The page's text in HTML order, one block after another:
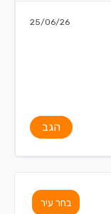
25/06/26
הגב
בחר עיר